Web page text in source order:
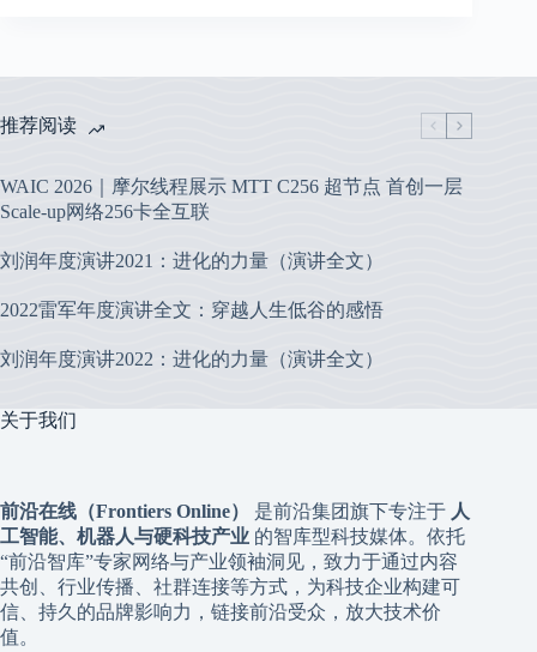
推荐阅读
WAIC 2026｜摩尔线程展示 MTT C256 超节点 首创一层
Scale-up网络256卡全互联
刘润年度演讲2021：进化的力量（演讲全文）
2022雷军年度演讲全文：穿越人生低谷的感悟
刘润年度演讲2022：进化的力量（演讲全文）
关于我们
前沿在线（Frontiers Online） 是前沿集团旗下专注于 人
工智能、机器人与硬科技产业 的智库型科技媒体。依托
“前沿智库”专家网络与产业领袖洞见，致力于通过内容
共创、行业传播、社群连接等方式，为科技企业构建可
信、持久的品牌影响力，链接前沿受众，放大技术价
值。